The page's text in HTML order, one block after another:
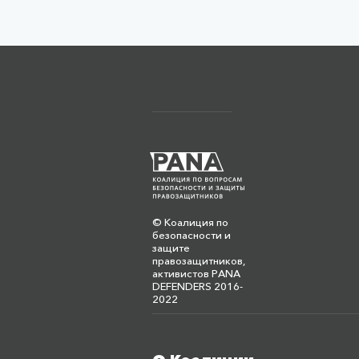
© Коалиция по
безопасности и
защите
правозащитников,
активистов PANA
DEFENDERS 2016-
2022